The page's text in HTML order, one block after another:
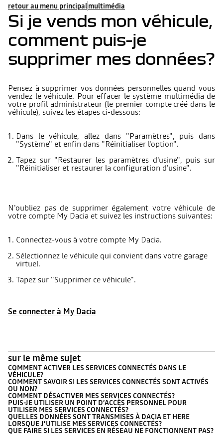
retour au menu principalmultimédia
Si je vends mon véhicule,
comment puis-je
supprimer mes données?
Pensez à supprimer vos données personnelles quand vous
vendez le véhicule. Pour effacer le système multimédia de
votre profil administrateur (le premier comptecréé dans le
véhicule), suivez les étapes ci-dessous:
Dans le véhicule, allez dans "Paramètres", puis dans
"Système" et enfin dans "Réinitialiser l'option".
Tapez sur "Restaurer les paramètres d'usine", puis sur
"Réinitialiser et restaurer la configuration d'usine".
N'oubliez pas de supprimer également votre véhicule de
votre compte My Dacia et suivez les instructions suivantes:
Connectez-vous à votre compte My Dacia.
Sélectionnez le véhicule qui convient dans votre garage
virtuel.
Tapez sur "Supprimer ce véhicule".
Se connecter à My Dacia
sur le même sujet
COMMENT ACTIVER LES SERVICES CONNECTÉS DANS LE
VÉHICULE?
COMMENT SAVOIR SI LES SERVICES CONNECTÉS SONT ACTIVÉS
OU NON?
COMMENT DÉSACTIVER MES SERVICES CONNECTÉS?
PUIS-JE UTILISER UN POINT D’ACCÈS PERSONNEL POUR
UTILISER MES SERVICES CONNECTÉS?
QUELLES DONNÉES SONT TRANSMISES À DACIA ET HERE
LORSQUE J’UTILISE MES SERVICES CONNECTÉS?
QUE FAIRE SI LES SERVICES EN RÉSEAU NE FONCTIONNENT PAS?